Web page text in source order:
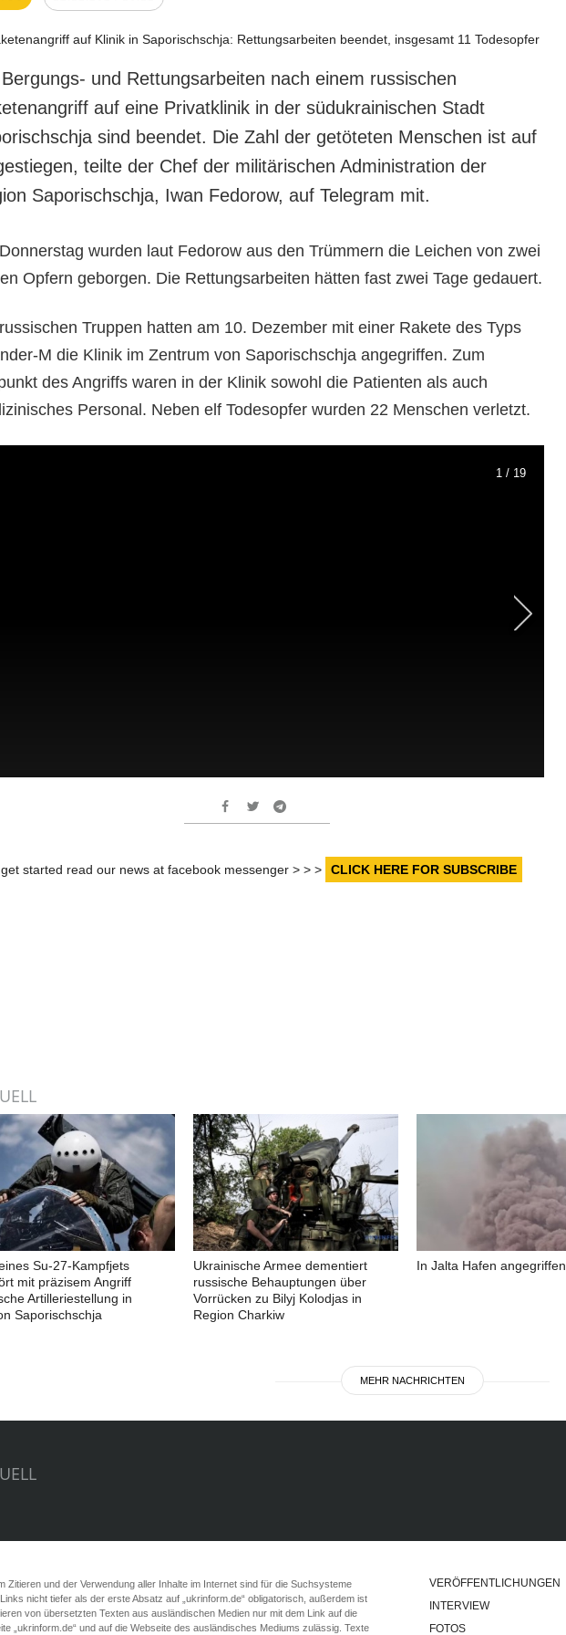
und Rettungsarbeiten nach einem russischen
auf eine Privatklinik in der südukrainischen Stadt
sind beendet. Die Zahl der getöteten Menschen ist auf
teilte der Chef der militärischen Administration der
Saporischschja, Iwan Fedorow, auf Telegram mit.
wurden laut Fedorow aus den Trümmern die Leichen von zwei
Opfern geborgen. Die Rettungsarbeiten hätten fast zwei Tage gedauert.
Truppen hatten am 10. Dezember mit einer Rakete des Typs
M die Klinik im Zentrum von Saporischschja angegriffen. Zum
des Angriffs waren in der Klinik sowohl die Patienten als auch
Personal. Neben elf Todesopfer wurden 22 Menschen verletzt.
1 / 19
get started read our news at facebook messenger > > > CLICK HERE FOR SUBSCRIBE
Su-27-Kampfjets
mit präzisem Angriff
Artilleriestellung in
Saporischschja
Ukrainische Armee dementiert
russische Behauptungen über
Vorrücken zu Bilyj Kolodjas in
Region Charkiw
In Jalta Hafen angegriffen
MEHR NACHRICHTEN
VERÖFFENTLICHUNGEN
INTERVIEW
FOTOS
Zitieren und der Verwendung aller Inhalte im Internet sind für die Suchsysteme
nicht tiefer als der erste Absatz auf „ukrinform.de“ obligatorisch, außerdem ist
von übersetzten Texten aus ausländischen Medien nur mit dem Link auf die
„ukrinform.de“ und auf die Webseite des ausländisches Mediums zulässig. Texte